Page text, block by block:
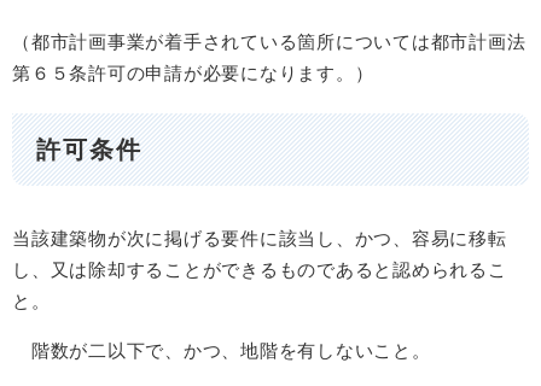
（都市計画事業が着手されている箇所については都市計画法
第６５条許可の申請が必要になります。）
許可条件
当該建築物が次に掲げる要件に該当し、かつ、容易に移転
し、又は除却することができるものであると認められるこ
と。
階数が二以下で、かつ、地階を有しないこと。